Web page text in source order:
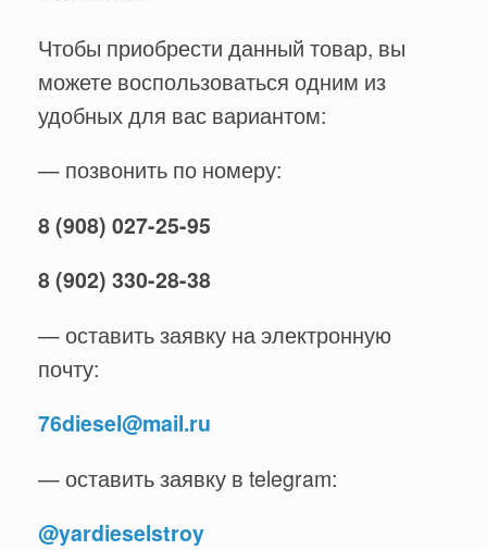
Чтобы приобрести данный товар, вы
можете воспользоваться одним из
удобных для вас вариантом:
— позвонить по номеру:
8 (908) 027-25-95
8 (902) 330-28-38
— оставить заявку на электронную
почту:
76diesel@mail.ru
— оставить заявку в telegram:
@yardieselstroy